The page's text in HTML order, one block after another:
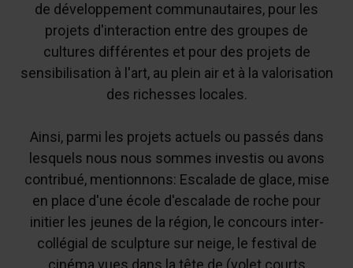
de développement communautaires, pour les
projets d'interaction entre des groupes de
cultures différentes et pour des projets de
sensibilisation à l'art, au plein air et à la valorisation
des richesses locales.
Ainsi, parmi les projets actuels ou passés dans
lesquels nous nous sommes investis ou avons
contribué, mentionnons: Escalade de glace, mise
en place d'une école d'escalade de roche pour
initier les jeunes de la région, le concours inter-
collégial de sculpture sur neige, le festival de
cinéma vues dans la tête de (volet courts